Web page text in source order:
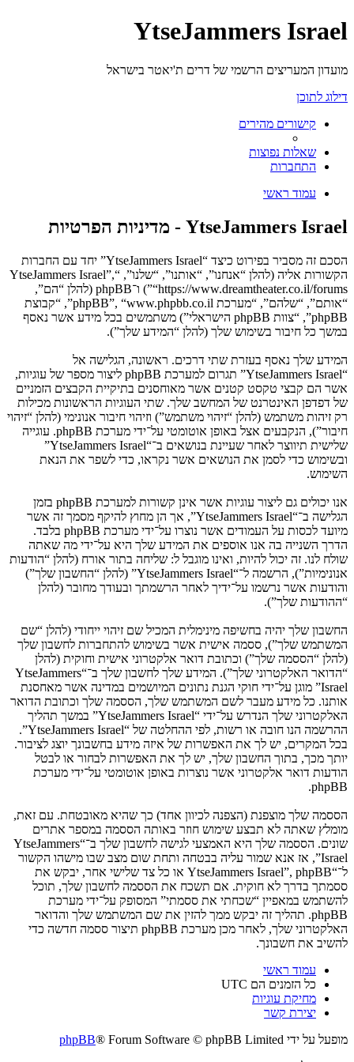
YtseJammers Israel
מועדון המעריצים הרשמי של דרים ת'יאטר בישראל
דילוג לתוכן
קישורים מהירים
שאלות נפוצות
התחברות
עמוד ראשי
YtseJammers Israel - מדיניות הפרטיות
הסכם זה מסביר בפירוט כיצד “YtseJammers Israel” יחד עם החברות
הקשורות אליה (להלן “אנחנו”, “אותנו”, “שלנו”, “YtseJammers Israel”,
“https://www.dreamtheater.co.il/forums”) ו־phpBB (להלן “הם”,
“אותם”, “שלהם”, “מערכת phpBB”, “www.phpbb.co.il”, “קבוצת
phpBB”, “צוות phpBB הישראלי”) משתמשים בכל מידע אשר נאסף
במשך כל חיבור בשימוש שלך (להלן “המידע שלך”).
המידע שלך נאסף בעזרת שתי דרכים. ראשונה, הגלישה אל
“YtseJammers Israel” תגרום למערכת phpBB ליצור מספר של עוגיות,
אשר הם קבצי טקסט קטנים אשר מאוחסנים בתיקיית הקבצים הזמניים
של דפדפן האינטרנט של המחשב שלך. שתי העוגיות הראשונות מכילות
רק זיהות משתמש (להלן “זיהוי משתמש”) וזיהוי חיבור אנונימי (להלן “זיהוי
חיבור”), הנקבעים אצל באופן אוטומטי על־ידי מערכת phpBB. עוגייה
שלישית תיווצר לאחר שעיינת בנושאים ב־“YtseJammers Israel”
ובשימוש כדי לסמן את הנושאים אשר נקראו, כדי לשפר את הנאת
השימוש.
אנו יכולים גם ליצור עוגיות אשר אינן קשורות למערכת phpBB בזמן
הגלישה ב־“YtseJammers Israel”, אך הן מחוץ להיקף מסמך זה אשר
מיועד לכסות על העמודים אשר נוצרו על־ידי מערכת phpBB בלבד.
הדרך השנייה בה אנו אוספים את המידע שלך היא על־ידי מה שאתה
שולח לנו. זה יכול להיות, ואינו מוגבל ל: שליחה בתור אורח (להלן “הודעות
אנונימיות”), הרשמה ל־“YtseJammers Israel” (להלן “החשבון שלך”)
והודעות אשר נרשמו על־ידיך לאחר הרשמתך ובעודך מחובר (להלן
“ההודעות שלך”).
החשבון שלך יהיה בחשיפה מינימלית המכיל שם זיהוי ייחודי (להלן “שם
המשתמש שלך”), ססמה אישית אשר בשימוש להתחברות לחשבון שלך
(להלן “הססמה שלך”) וכתובת דואר אלקטרוני אישית וחוקית (להלן
“הדואר האלקטרוני שלך”). המידע שלך לחשבון שלך ב־“YtseJammers
Israel” מוגן על־ידי חוקי הגנת נתונים המיושמים במדינה אשר מאחסנת
אותנו. כל מידע מעבר לשם המשתמש שלך, הססמה שלך וכתובת הדואר
האלקטרוני שלך הנדרש על־ידי “YtseJammers Israel” במשך תהליך
ההרשמה הנו חובה או רשות, לפי ההחלטה של “YtseJammers Israel”.
בכל המקרים, יש לך את האפשרות של איזה מידע בחשבונך יוצג לציבור.
יותך מכך, בתוך החשבון שלך, יש לך את האפשרות לבחור או לבטל
הודעות דואר אלקטרוני אשר נוצרות באופן אוטומטי על־ידי מערכת
phpBB.
הססמה שלך מוצפנת (הצפנה לכיוון אחד) כך שהיא מאובטחת. עם זאת,
מומלץ שאתה לא תבצע שימוש חוזר באותה הססמה במספר אתרים
שונים. הססמה שלך היא האמצעי לגישה לחשבון שלך ב־“YtseJammers
Israel”, אז אנא שמור עליה בבטחה ותחת שום מצב שבו מישהו הקשור
ל־“YtseJammers Israel”, phpBB או כל צד שלישי אחר, יבקש את
ססמתך בדרך לא חוקית. אם תשכח את הססמה לחשבון שלך, תוכל
להשתמש במאפיין “שכחתי את ססמתי” המסופק על־ידי מערכת
phpBB. תהליך זה יבקש ממך להזין את שם המשתמש שלך והדואר
האלקטרוני שלך, לאחר מכן מערכת phpBB תיצור ססמה חדשה כדי
להשיב את חשבונך.
עמוד ראשי
כל הזמנים הם UTC
מחיקת עוגיות
יצירת קשר
מופעל על ידי
phpBB® Forum Software © phpBB Limited